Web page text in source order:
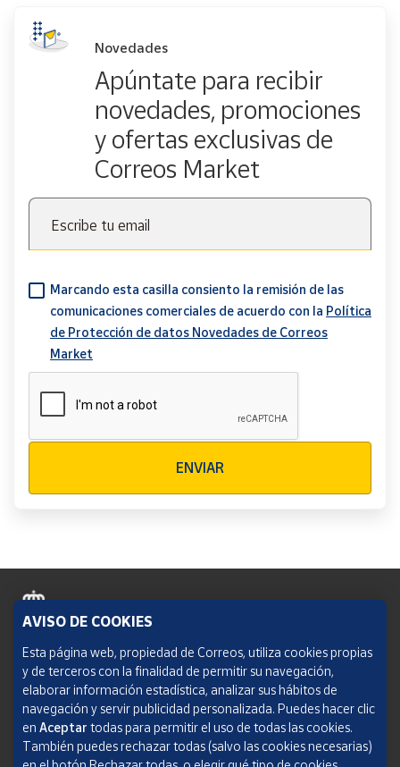
Novedades
Apúntate para recibir
novedades, promociones
y ofertas exclusivas de
Correos Market
Escribe tu email
Marcando esta casilla consiento la remisión de las
comunicaciones comerciales de acuerdo con la Política
de Protección de datos Novedades de Correos
Market
ENVIAR
Política de cookies
Aviso legal
Condiciones del servicio
Política de Privacidad Web
AVISO DE COOKIES
Esta página web, propiedad de Correos, utiliza cookies propias
y de terceros con la finalidad de permitir su navegación,
elaborar información estadística, analizar sus hábitos de
navegación y servir publicidad personalizada. Puedes hacer clic
en Aceptar todas para permitir el uso de todas las cookies.
También puedes rechazar todas (salvo las cookies necesarias)